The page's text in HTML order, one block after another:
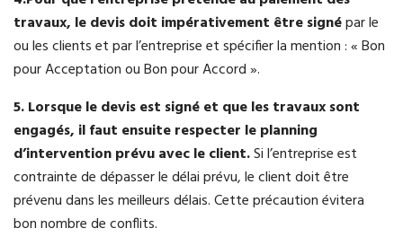
travaux, le devis doit impérativement être signépar le
ou les clients et par l’entreprise et spécifier la mention : « Bon
pour Acceptation ou Bon pour Accord ».
5. Lorsque le devis est signé et que les travaux sont
engagés, il faut ensuite respecter le planning
d’intervention prévu avec le client.Si l’entreprise est
contrainte de dépasser le délai prévu, le client doit être
prévenu dans les meilleurs délais. Cette précaution évitera
bon nombre de conflits.